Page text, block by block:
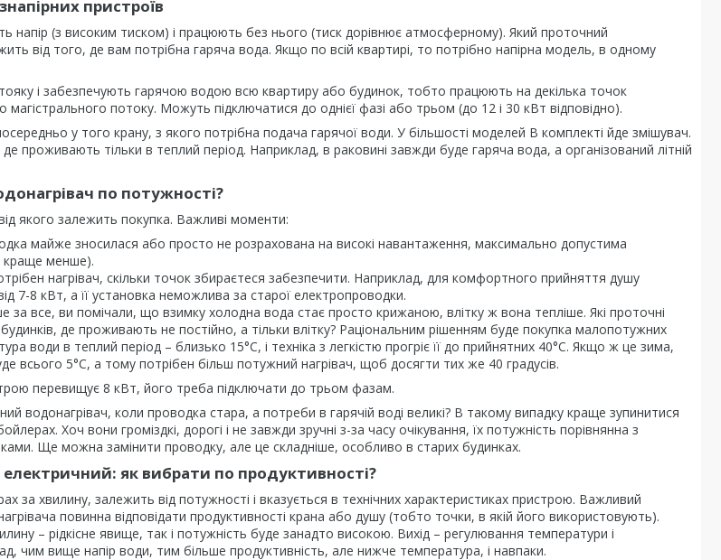
пристроїв
напір (з високим тиском) і працюють без нього (тиск дорівнює атмосферному). Який проточний
від того, де вам потрібна гаряча вода. Якщо по всій квартирі, то потрібно напірна модель, в одному
і забезпечують гарячою водою всю квартиру або будинок, тобто працюють на декілька точок
магістрального потоку. Можуть підключатися до однієї фазі або трьом (до 12 і 30 кВт відповідно).
у того крану, з якого потрібна подача гарячої води. У більшості моделей В комплекті йде змішувач.
проживають тільки в теплий період. Наприклад, в раковині завжди буде гаряча вода, а організований літній
по потужності?
якого залежить покупка. Важливі моменти:
майже зносилася або просто не розрахована на високі навантаження, максимально допустима
краще менше).
нагрівач, скільки точок збираєтеся забезпечити. Наприклад, для комфортного прийняття душу
7-8 кВт, а її установка неможлива за старої електропроводки.
все, ви помічали, що взимку холодна вода стає просто крижаною, влітку ж вона тепліше. Які проточні
де проживають не постійно, а тільки влітку? Раціональним рішенням буде покупка малопотужних
води в теплий період – близько 15°С, і техніка з легкістю прогріє її до прийнятних 40°С. Якщо ж це зима,
всього 5°С, а тому потрібен більш потужний нагрівач, щоб досягти тих же 40 градусів.
перевищує 8 кВт, його треба підключати до трьом фазам.
водонагрівач, коли проводка стара, а потреби в гарячій воді великі? В такому випадку краще зупинитися
Хоч вони громіздкі, дорогі і не завжди зручні з-за часу очікування, їх потужність порівнянна з
Ще можна замінити проводку, але це складніше, особливо в старих будинках.
як вибрати по продуктивності?
за хвилину, залежить від потужності і вказується в технічних характеристиках пристрою. Важливий
повинна відповідати продуктивності крана або душу (тобто точки, в якій його використовують).
– рідкісне явище, так і потужність буде занадто високою. Вихід – регулювання температури і
чим вище напір води, тим більше продуктивність, але нижче температура, і навпаки.